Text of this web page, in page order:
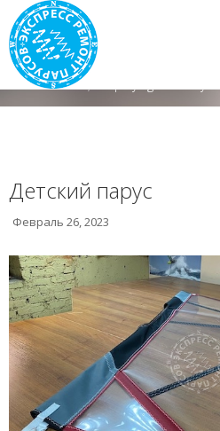
Все новости /
Детский парус
Февраль 26, 2023